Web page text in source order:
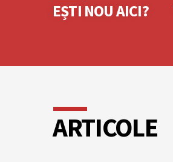
EȘTI NOU AICI?
ARTICOLE